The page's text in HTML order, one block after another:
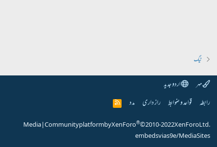
ٹیگ
مہر
اردو جدید
رابطہ قواعد و ضوابط راز داری مدد
R
S
Community platform by XenForo®© 2010-2022 XenForo Ltd.
|
Media
embeds via s9e/MediaSites